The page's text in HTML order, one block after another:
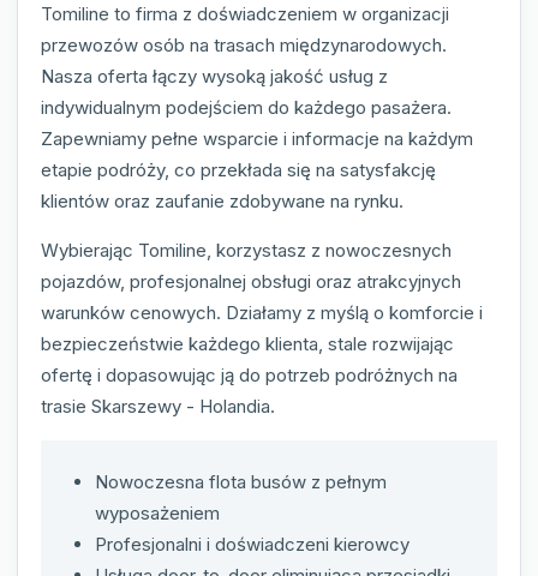
Tomiline to firma z doświadczeniem w organizacji
przewozów osób na trasach międzynarodowych.
Nasza oferta łączy wysoką jakość usług z
indywidualnym podejściem do każdego pasażera.
Zapewniamy pełne wsparcie i informacje na każdym
etapie podróży, co przekłada się na satysfakcję
klientów oraz zaufanie zdobywane na rynku.
Wybierając Tomiline, korzystasz z nowoczesnych
pojazdów, profesjonalnej obsługi oraz atrakcyjnych
warunków cenowych. Działamy z myślą o komforcie i
bezpieczeństwie każdego klienta, stale rozwijając
ofertę i dopasowując ją do potrzeb podróżnych na
trasie Skarszewy - Holandia.
Nowoczesna flota busów z pełnym
wyposażeniem
Profesjonalni i doświadczeni kierowcy